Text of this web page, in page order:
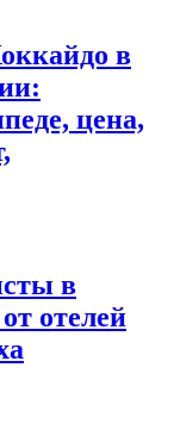
в
цена,
в
отелей